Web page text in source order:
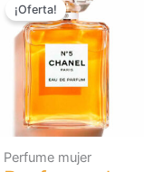
¡Oferta!
Perfume mujer
precio
original
era:
$ 220.000.